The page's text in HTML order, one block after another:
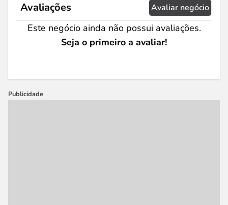
Avaliações Avaliar negócio
Este negócio ainda não possui avaliações.
Seja o primeiro a avaliar!
Publicidade